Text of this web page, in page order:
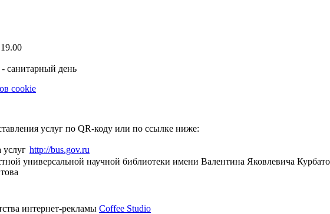
санитарный день
cookie
услуг по QR-коду или по ссылке ниже:
http://bus.gov.ru
универсальной научной библиотеки имени Валентина Яковлевича
интернет-рекламы Coffee Studio